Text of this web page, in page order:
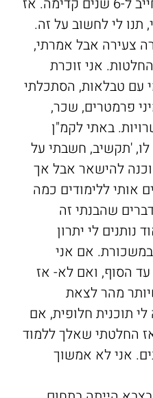
תנו לי לחשוב על זה.
צעירה אבל אמרתי,
אני זוכרת
עם טבלאות, הסתכלתי
פרמטרים, שכר,
באתי לקמ"ן
'תקשיב, חשבתי על
להישאר אבל אך
אותי ללימודים כמה
שהבנתי זה
נותנים לי יתרון
אם אני
הסוף, ואם לא- אז
מהר לצאת
תוכנית חלופית, אם
החלטתי שאלך ללמוד
אני לא אמשוך